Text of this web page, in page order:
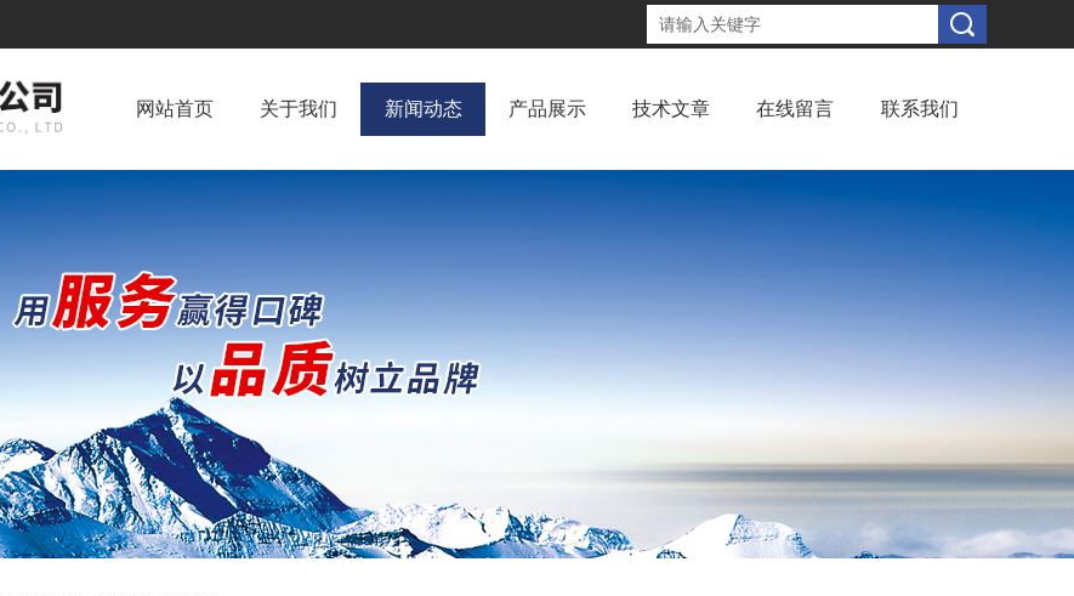
网站首页 关于我们 新闻动态 产品展示 技术文章 在线留言 联系我们